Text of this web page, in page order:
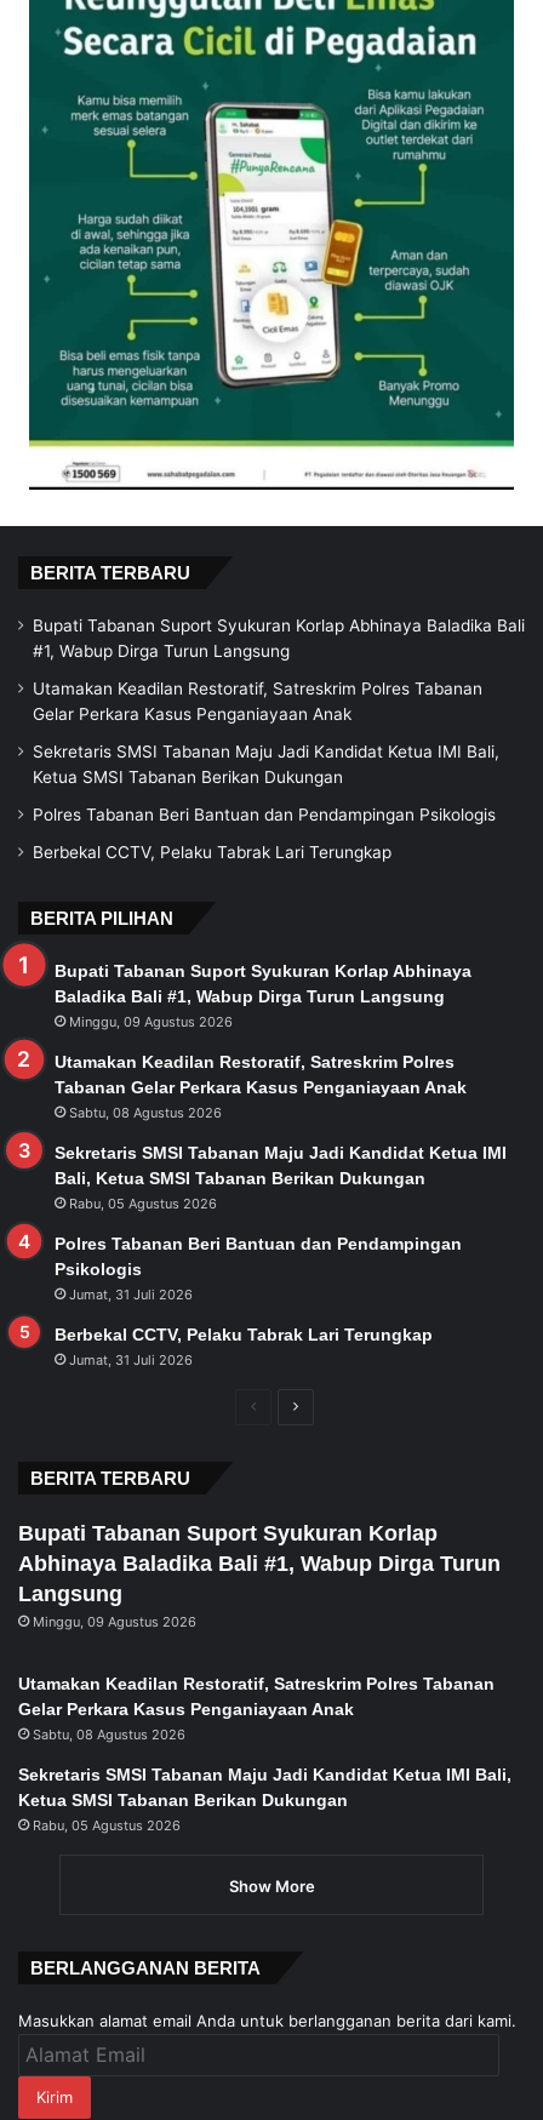
BERITA TERBARU
Bupati Tabanan Suport Syukuran Korlap Abhinaya Baladika Bali
#1, Wabup Dirga Turun Langsung
Utamakan Keadilan Restoratif, Satreskrim Polres Tabanan
Gelar Perkara Kasus Penganiayaan Anak
Sekretaris SMSI Tabanan Maju Jadi Kandidat Ketua IMI Bali,
Ketua SMSI Tabanan Berikan Dukungan
Polres Tabanan Beri Bantuan dan Pendampingan Psikologis
Berbekal CCTV, Pelaku Tabrak Lari Terungkap
BERITA PILIHAN
Bupati Tabanan Suport Syukuran Korlap Abhinaya
Baladika Bali #1, Wabup Dirga Turun Langsung
Minggu, 09 Agustus 2026
Utamakan Keadilan Restoratif, Satreskrim Polres
Tabanan Gelar Perkara Kasus Penganiayaan Anak
Sabtu, 08 Agustus 2026
Sekretaris SMSI Tabanan Maju Jadi Kandidat Ketua IMI
Bali, Ketua SMSI Tabanan Berikan Dukungan
Rabu, 05 Agustus 2026
Polres Tabanan Beri Bantuan dan Pendampingan
Psikologis
Jumat, 31 Juli 2026
Berbekal CCTV, Pelaku Tabrak Lari Terungkap
Jumat, 31 Juli 2026
PreviousNext
BERITA TERBARU
Bupati Tabanan Suport Syukuran Korlap
Abhinaya Baladika Bali #1, Wabup Dirga Turun
Langsung
Minggu, 09 Agustus 2026
Utamakan Keadilan Restoratif, Satreskrim Polres Tabanan
Gelar Perkara Kasus Penganiayaan Anak
Sabtu, 08 Agustus 2026
Sekretaris SMSI Tabanan Maju Jadi Kandidat Ketua IMI Bali,
Ketua SMSI Tabanan Berikan Dukungan
Rabu, 05 Agustus 2026
Show More
BERLANGGANAN BERITA
Masukkan alamat email Anda untuk berlangganan berita dari kami.
Alamat
Kirim